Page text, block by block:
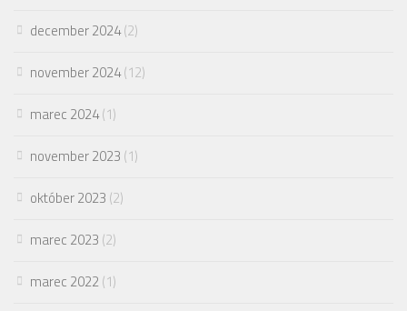
december 2024(2)
november 2024(12)
marec 2024(1)
november 2023 (1)
október 2023 (2)
marec 2023 (2)
marec 2022(1)